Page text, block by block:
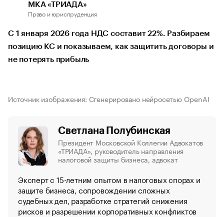
МКА «ТРИАДА»
Право и юриспруденция
С 1 января 2026 года НДС составит 22%. Разбираем
позицию КС и показываем, как защитить договоры и
не потерять прибыль
Источник изображения: Сгенерировано нейросетью OpenAI
Светлана Полубинская
Президент Московской Коллегии Адвокатов
«ТРИАДА», руководитель направления
налоговой защиты бизнеса, адвокат
Эксперт с 15-летним опытом в налоговых спорах и
защите бизнеса, сопровождении сложных
судебных дел, разработке стратегий снижения
рисков и разрешении корпоративных конфликтов